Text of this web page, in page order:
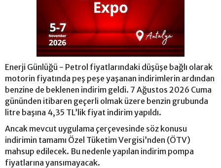
Enerji Günlüğü - Petrol fiyatlarındaki düşüşe bağlı olarak
motorin fiyatında peş peşe yaşanan indirimlerin ardından
benzine de beklenen indirim geldi. 7 Ağustos 2026 Cuma
gününden itibaren geçerli olmak üzere benzin grubunda
litre başına 4,35 TL’lik fiyat indirim yapıldı.
Ancak mevcut uygulama çerçevesinde söz konusu
indirimin tamamı Özel Tüketim Vergisi’nden (ÖTV)
mahsup edilecek. Bu nedenle yapılan indirim pompa
fiyatlarına yansımayacak.